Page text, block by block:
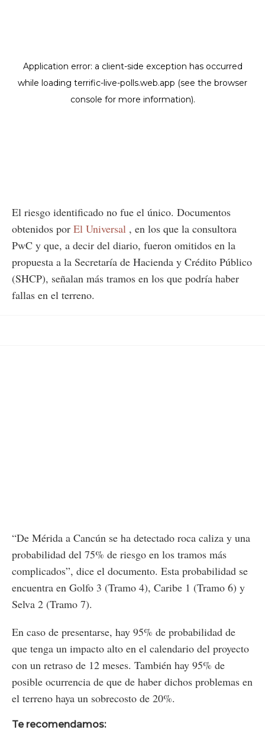
El riesgo identificado no fue el único. Documentos
obtenidos por El Universal , en los que la consultora
PwC y que, a decir del diario, fueron omitidos en la
propuesta a la Secretaría de Hacienda y Crédito Público
(SHCP), señalan más tramos en los que podría haber
fallas en el terreno.
“De Mérida a Cancún se ha detectado roca caliza y una
probabilidad del 75% de riesgo en los tramos más
complicados”, dice el documento. Esta probabilidad se
encuentra en Golfo 3 (Tramo 4), Caribe 1 (Tramo 6) y
Selva 2 (Tramo 7).
En caso de presentarse, hay 95% de probabilidad de
que tenga un impacto alto en el calendario del proyecto
con un retraso de 12 meses. También hay 95% de
posible ocurrencia de que de haber dichos problemas en
el terreno haya un sobrecosto de 20%.
Te recomendamos: